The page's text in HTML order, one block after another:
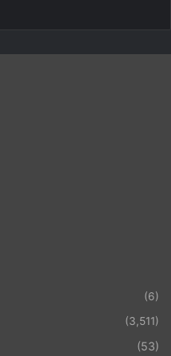
(6)
(3,511)
(53)